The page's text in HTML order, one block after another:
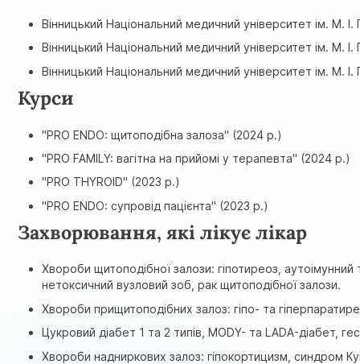
Вінницький Національний медичний університет ім. М.
Вінницький Національний медичний університет ім. М.
Вінницький Національний медичний університет ім. М.
Курси
"PRO ENDO: щитоподібна залоза" (2024 р.)
"PRO FAMILY: вагітна на прийомі у терапевта" (2024 р.)
"PRO THYROID" (2023 р.)
"PRO ENDO: супровід пацієнта" (2023 р.)
Захворювання, які лікує лікар
Хвороби щитоподібної залози: гіпотиреоз,
нетоксичний вузловий зоб, рак щитоподібної залози.
Хвороби прищитоподібних залоз: гіпо- та
Цукровий діабет 1 та 2 типів, MODY- та LADA-діабет,
Хвороби надниркових залоз: гіпокортицизм, синдром